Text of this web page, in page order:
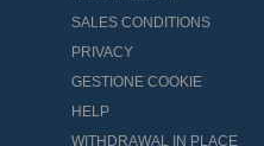
SALES CONDITIONS
PRIVACY
GESTIONE COOKIE
HELP
WITHDRAWAL IN PLACE